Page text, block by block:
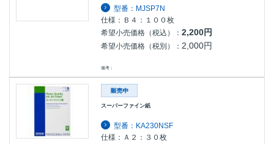
型番：MJSP7N
仕様：Ｂ４：１００枚
希望小売価格（税込）： 2,200円
希望小売価格（税別）： 2,000円
備考：
スーパーファイン紙
型番：KA230NSF
仕様：Ａ２：３０枚